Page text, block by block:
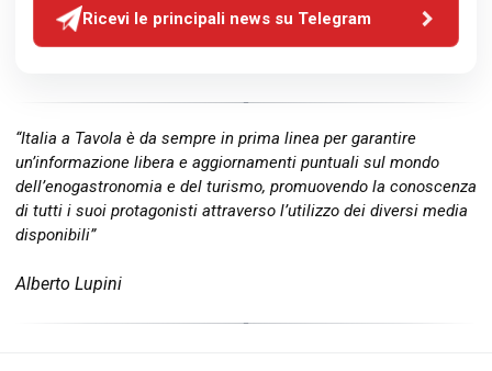
Ricevi le principali news su Telegram
“Italia a Tavola è da sempre in prima linea per garantire
un’informazione libera e aggiornamenti puntuali sul mondo
dell’enogastronomia e del turismo, promuovendo la conoscenza
di tutti i suoi protagonisti attraverso l’utilizzo dei diversi media
disponibili”
Alberto Lupini